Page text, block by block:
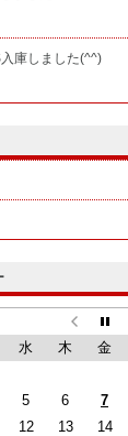
庫しました(^^)
水 木 金
5 6 7
12 13 14